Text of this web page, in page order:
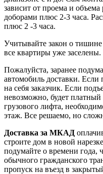
зависит от проема и
доборами плюс 2-3 часа.
плюс 2 -3 часа.
Учитывайте закон о
все квартиры уже заселены.
Пожалуйста, заранее
автомобиль доставки. Если
на себя заказчик. Если
невозможно, будет
грузового лифта,
этаж. Все решаемо, но
Доставка за МКАД
строите дом в новой
подумайте о времени года,
обычного гражданского
пропуск на въезд в